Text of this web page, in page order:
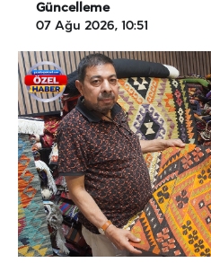
Güncelleme
07 Ağu 2026, 10:51